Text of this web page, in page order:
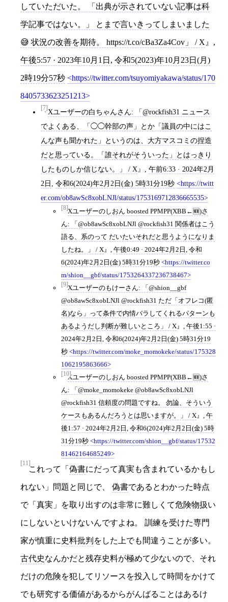
していただいた。 「出典が示されていない記事は科
学記事ではない。」 とまで言いきってしまいました
😅 状況の改善を期待。 https://t.co/cBa3Za4Cov」 / X ,
午後5:57 · 2023年10月1日 , 令和5(2023)年10月23日(月)
2時19分57秒 https://twitter.com/tsuyomiyakawa/status/170
8405733623251213
[7]Xユーザーの白ちゃんさん: 「@rockfish31 ニュース
でよくある、「◯◯幹部の声」とか「議員の中にはこ
んな声も聞かれた」というのは、大方マスコミの捏造
だと思っている。「誰それがそういった」とはっきり
したものしか信じない。」 / X
午前6:33 · 2024年2月
2日
令和6(2024)年2月2日(金) 5時31分19秒
https://twitt
er.com/ob8awSc8xobLNJl/status/1753169712836665535
[8]Xユーザーのしおん boosted PPMPP(XBB←🆕)さ
ん: 「@ob8awSc8xobLNJl @rockfish31 関係者はこう
語る、系のって だいたいそれだと思うようになりま
したね。」 / X
午後0:49 · 2024年2月2日 令和
6(2024)年2月2日(金) 5時31分19秒
https://twitter.co
m/shion__gbf/status/1753264337236738467
[9]Xユーザーのもけーさん: 「@shion__gbf
@ob8awSc8xobLNJl @rockfish31 ただ「オフレコ(匿
名)なら」って条件で内情バラしてくれるパターンも
あるようだし判断が難しいところ」 / X
午後1:55 ·
2024年2月2日 令和6(2024)年2月2日(金) 5時31分19
秒
https://twitter.com/moke_momokeke/status/175328
1062195863666
[10]Xユーザーのしおん boosted PPMPP(XBB←🆕)さ
ん: 「@moke_momokeke @ob8awSc8xobLNJl
@rockfish31 信頼度の問題ですね。 勿論、そういう
ケースもあるんだろうとは思いますが。」 / X
午
後1:57 · 2024年2月2日 令和6(2024)年2月2日(金) 5時
31分19秒
https://twitter.com/shion__gbf/status/17532
81462164685249
[11]
これって「 偽書にだって真実も含まれているかもし
れない」問題と同じで、 偽書であるとわかった時点
で「真実」を取り出すのは非常に難しくて危険物扱い
にしないといけないんですよね。 訓練を受けた専門
家が慎重に 史料批判 をした上でも間違うことが多い。
古代史なんかだと残存史料が極めて少ないので、それ
だけの危険を犯してリソースを投入して時間をかけて
でも研究する価値があるからがんばることはあるけ